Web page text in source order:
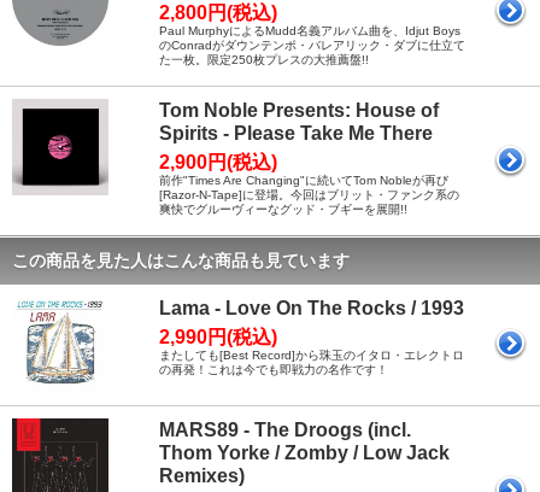
2,800円(税込)
Paul MurphyによるMudd名義アルバム曲を、Idjut Boys
のConradがダウンテンポ・バレアリック・ダブに仕立て
た一枚。限定250枚プレスの大推薦盤!!
Tom Noble Presents: House of
Spirits - Please Take Me There
2,900円(税込)
前作"Times Are Changing"に続いてTom Nobleが再び
[Razor-N-Tape]に登場。今回はブリット・ファンク系の
爽快でグルーヴィーなグッド・ブギーを展開!!
この商品を見た人はこんな商品も見ています
Lama - Love On The Rocks / 1993
2,990円(税込)
またしても[Best Record]から珠玉のイタロ・エレクトロ
の再発！これは今でも即戦力の名作です！
MARS89 - The Droogs (incl.
Thom Yorke / Zomby / Low Jack
Remixes)